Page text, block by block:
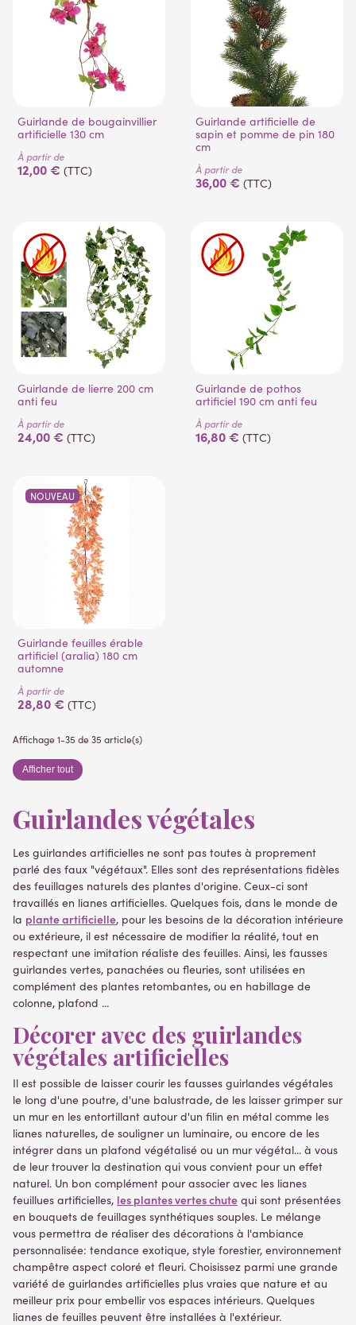
(1 avis)
(1 avis)
Guirlande de bougainvillier
artificielle 130 cm
À partir de
12,00 € (TTC)
Guirlande artificielle de
sapin et pomme de pin 180
cm
À partir de
36,00 € (TTC)
Guirlande de lierre 200 cm
anti feu
À partir de
24,00 € (TTC)
Guirlande de pothos
artificiel 190 cm anti feu
À partir de
16,80 € (TTC)
NOUVEAU
Guirlande feuilles érable
artificiel (aralia) 180 cm
automne
À partir de
28,80 € (TTC)
Affichage 1-35 de 35 article(s)
Afficher tout
Guirlandes végétales
Les guirlandes artificielles ne sont pas toutes à proprement
parlé des faux "végétaux". Elles sont des représentations fidèles
des feuillages naturels des plantes d'origine. Ceux-ci sont
travaillés en lianes artificielles. Quelques fois, dans le monde de
la plante artificielle, pour les besoins de la décoration intérieure
ou extérieure, il est nécessaire de modifier la réalité, tout en
respectant une imitation réaliste des feuilles. Ainsi, les fausses
guirlandes vertes, panachées ou fleuries, sont utilisées en
complément des plantes retombantes, ou en habillage de
colonne, plafond ...
Décorer avec des guirlandes
végétales artificielles
Il est possible de laisser courir les fausses guirlandes végétales
le long d'une poutre, d'une balustrade, de les laisser grimper sur
un mur en les entortillant autour d'un filin en métal comme les
lianes naturelles, de souligner un luminaire, ou encore de les
intégrer dans un plafond végétalisé ou un mur végétal... à vous
de leur trouver la destination qui vous convient pour un effet
naturel. Un bon complément pour associer avec les lianes
feuillues artificielles, les plantes vertes chute qui sont présentées
en bouquets de feuillages synthétiques souples. Le mélange
vous permettra de réaliser des décorations à l'ambiance
personnalisée: tendance exotique, style forestier, environnement
champêtre aspect coloré et fleuri. Choisissez parmi une grande
variété de guirlandes artificielles plus vraies que nature et au
meilleur prix pour embellir vos espaces intérieurs. Quelques
lianes de feuilles peuvent être installées à l'extérieur.